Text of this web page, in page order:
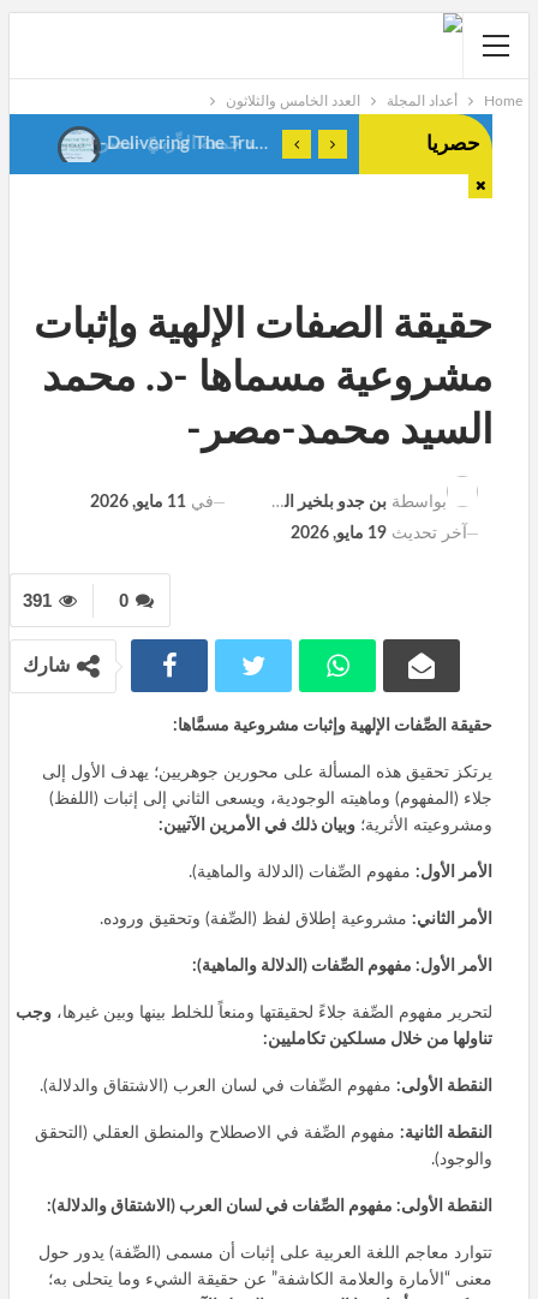
Home أعداد المجلة العدد الخامس والثلاثون
حصريا -Delivering The True Meanings Of Al Qur’ān, An Islamic TheorizationDr. Doaa M Deep-Egypt النَّرجسيَّة والمُعجَم د.محمد جمعة الدِّربيّ -مصر-
حقيقة الصفات الإلهية وإثبات
مشروعية مسماها -د. محمد
السيد محمد-مصر-
بواسطة بن جدو بلخير المشرف العام في 11 مايو, 2026
آخر تحديث 19 مايو, 2026
0
391
شارك
حقيقة الصِّفات الإلهية وإثبات مشروعية مسمَّاها:
يرتكز تحقيق هذه المسألة على محورين جوهريين؛ يهدف الأول إلى
جلاء (المفهوم) وماهيته الوجودية، ويسعى الثاني إلى إثبات (اللفظ)
ومشروعيته الأثرية؛ وبيان ذلك في الأمرين الآتيين:
الأمر الأول: مفهوم الصِّفات (الدلالة والماهية).
الأمر الثاني: مشروعية إطلاق لفظ (الصِّفة) وتحقيق وروده.
الأمر الأول: مفهوم الصِّفات (الدلالة والماهية):
لتحرير مفهوم الصِّفة جلاءً لحقيقتها ومنعاً للخلط بينها وبين غيرها، وجب
تناولها من خلال مسلكين تكامليين:
النقطة الأولى: مفهوم الصِّفات في لسان العرب (الاشتقاق والدلالة).
النقطة الثانية: مفهوم الصِّفة في الاصطلاح والمنطق العقلي (التحقق
والوجود).
النقطة الأولى: مفهوم الصِّفات في لسان العرب (الاشتقاق والدلالة):
تتوارد معاجم اللغة العربية على إثبات أن مسمى (الصِّفة) يدور حول
معنى “الأمارة والعلامة الكاشفة” عن حقيقة الشيء وما يتحلى به؛